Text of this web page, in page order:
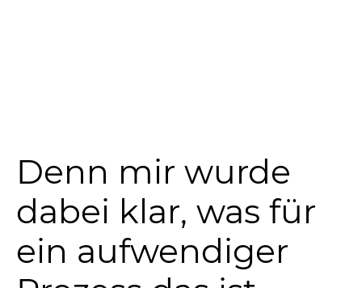
Denn mir wurde
dabei klar, was für
ein aufwendiger